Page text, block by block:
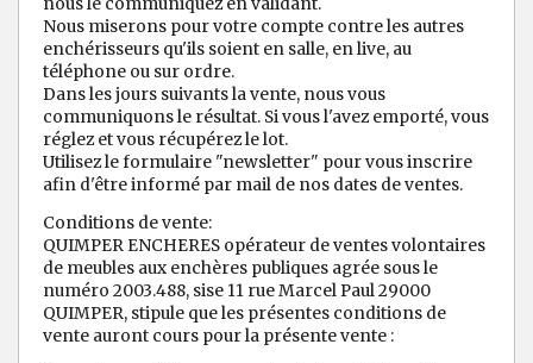
Nous miserons pour votre compte contre les autres
enchérisseurs qu'ils soient en salle, en live, au
téléphone ou sur ordre.
Dans les jours suivants la vente, nous vous
communiquons le résultat. Si vous l'avez emporté, vous
réglez et vous récupérez le lot.
Utilisez le formulaire "newsletter" pour vous inscrire
afin d'être informé par mail de nos dates de ventes.
Conditions de vente:
QUIMPER ENCHERES opérateur de ventes volontaires
de meubles aux enchères publiques agrée sous le
numéro 2003.488, sise 11 rue Marcel Paul 29000
QUIMPER, stipule que les présentes conditions de
vente auront cours pour la présente vente :